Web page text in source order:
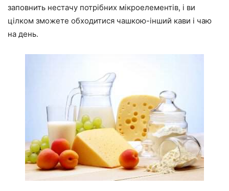
заповнить нестачу потрібних мікроелементів, і ви
цілком зможете обходитися чашкою-інший кави і чаю
на день.